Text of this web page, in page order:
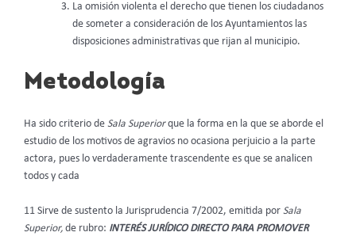
La omisión violenta el derecho que tienen los ciudadanos
de someter a consideración de los Ayuntamientos las
disposiciones administrativas que rijan al municipio.
Metodología
Ha sido criterio de Sala Superiorque la forma en la que se aborde el
estudio de los motivos de agravios no ocasiona perjuicio a la parte
actora, pues lo verdaderamente trascendente es que se analicen
todos y cada
11 Sirve de sustento la Jurisprudencia 7/2002, emitida por Sala
Superior, de rubro: INTERÉS JURÍDICO DIRECTO PARA PROMOVER